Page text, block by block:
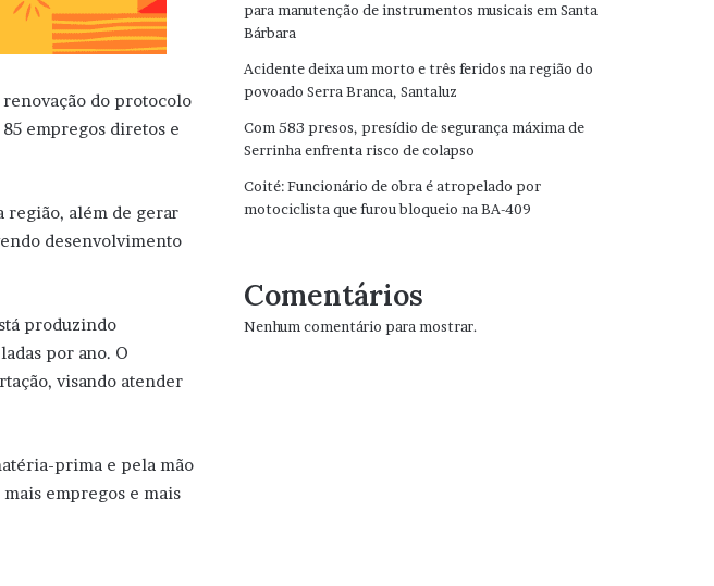
do protocolo
empregos diretos e
região, além de gerar
desenvolvimento
produzindo
por ano. O
visando atender
prima e pela mão
empregos e mais
para manutenção de instrumentos musicais em Santa
Bárbara
Acidente deixa um morto e três feridos na região do
povoado Serra Branca, Santaluz
Com 583 presos, presídio de segurança máxima de
Serrinha enfrenta risco de colapso
Coité: Funcionário de obra é atropelado por
motociclista que furou bloqueio na BA-409
Comentários
Nenhum comentário para mostrar.